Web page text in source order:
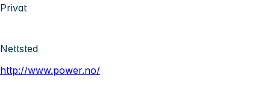
Privat
Nettsted
http://www.power.no/